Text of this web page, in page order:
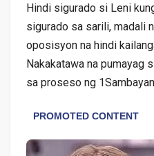
Hindi sigurado si Leni
sigurado sa sarili, madali
oposisyon na hindi
Nakakatawa na pumayag
sa proseso ng